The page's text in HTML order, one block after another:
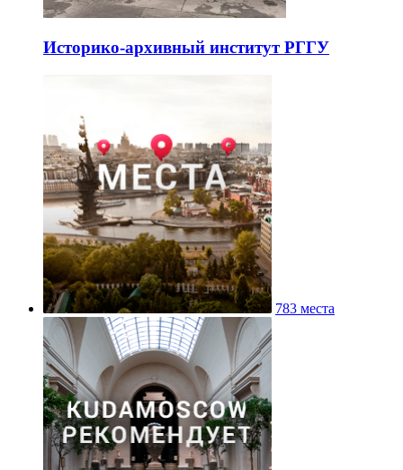
Историко-архивный институт РГГУ
783 места